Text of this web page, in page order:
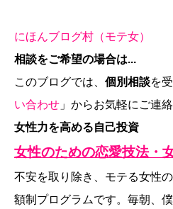
にほんブログ村（モテ女）
相談をご希望の場合は...
このブログでは、 個別相談を
い合わせ 」からお気軽にご連
女性力を高める自己投資
女性のための恋愛技法・
不安を取り除き、モテる女性
額制プログラムです。毎朝、